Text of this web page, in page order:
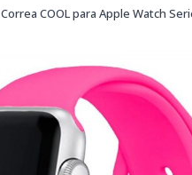
Correa COOL para Apple Watch